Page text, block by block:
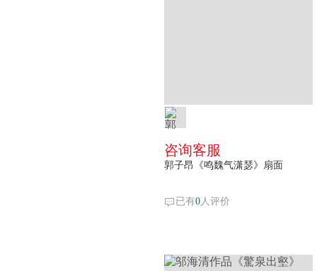
咨询客服
郭子昂《鸣魏气潇瑟》扇面
已有0人评价